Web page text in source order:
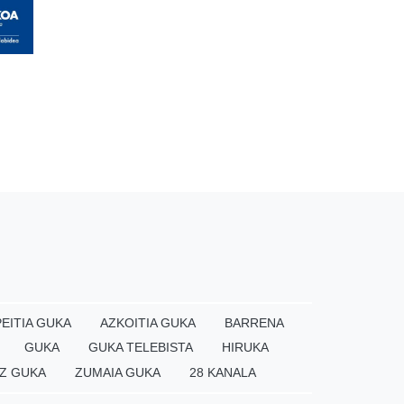
GUKA AZKOITIA GUKA
BARRENA
GUKA GUKA TELEBISTA
HIRUKA
GUKA ZUMAIA GUKA 28 KANALA